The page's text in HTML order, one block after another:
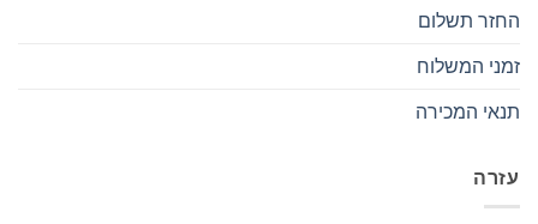
החזר תשלום
זמני המשלוח
תנאי המכירה
עזרה